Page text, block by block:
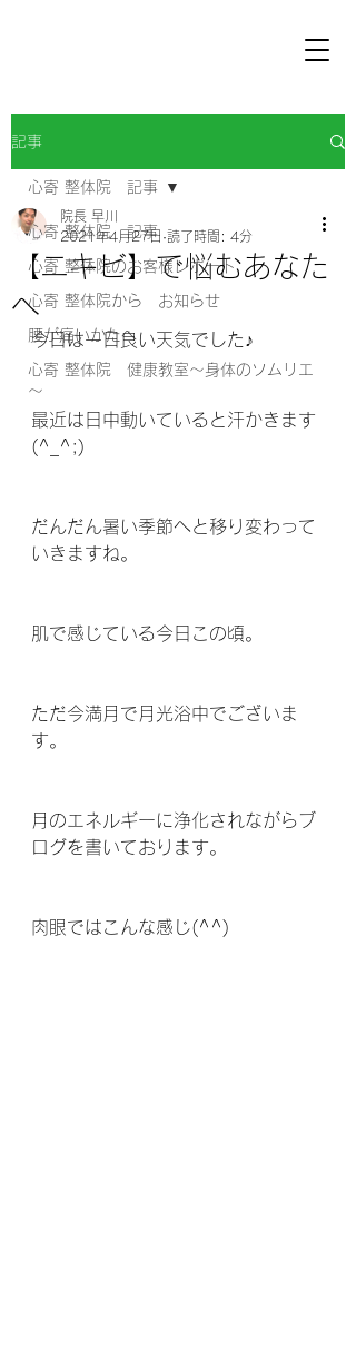
記事
心寄 整体院 記事
心寄 整体院のお客様レポート
心寄 整体院から お知らせ
腰が痛いかたへ
心寄 整体院 健康教室～身体のソムリエ
～
心寄 整体院 記事
【ニキビ】で悩むあなた
へ
院長 早川
2021年4月27日 読了時間: 4分
今日は一日良い天気でした♪
最近は日中動いていると汗かきます
(^_^;)
だんだん暑い季節へと移り変わって
いきますね。
肌で感じている今日この頃。
ただ今満月で月光浴中でございま
す。
月のエネルギーに浄化されながらブ
ログを書いております。
肉眼ではこんな感じ(^^)